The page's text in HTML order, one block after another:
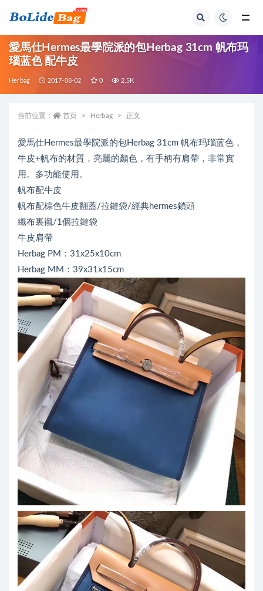
愛馬仕Hermes最學院派的包Herbag 31cm 帆布玛
瑙蓝色 配牛皮
Herbag 2017-08-02 0 2.5K
当前位置： 首页 Herbag 正文
愛馬仕Hermes最學院派的包Herbag 31cm 帆布玛瑙蓝色，
牛皮+帆布的材質，亮麗的顏色，有手柄有肩帶，非常實
用。多功能使用。
帆布配牛皮
帆布配棕色牛皮翻蓋/拉鏈袋/經典hermes鎖頭
織布裏襯/1個拉鏈袋
牛皮肩帶
Herbag PM：31x25x10cm
Herbag MM：39x31x15cm